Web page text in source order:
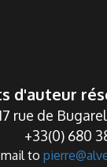
d'auteur
rue de
+33(0) 680
mail to